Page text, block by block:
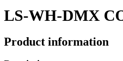
LS-WH-DMX
Product information